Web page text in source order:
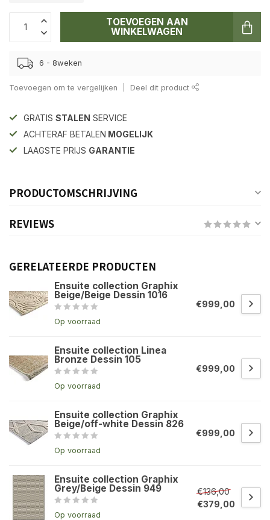
TOEVOEGEN AAN
WINKELWAGEN
6 - 8weken
Toevoegen om te vergelijken Deel dit product
GRATIS STALEN SERVICE
ACHTERAF BETALEN MOGELIJK
LAAGSTE PRIJS GARANTIE
PRODUCTOMSCHRIJVING
REVIEWS
GERELATEERDE PRODUCTEN
Ensuite collection Graphix
Beige/Beige Dessin 1016
Op voorraad
€999,00
Ensuite collection Linea
Bronze Dessin 105
Op voorraad
€999,00
Ensuite collection Graphix
Beige/off-white Dessin 826
Op voorraad
€999,00
Ensuite collection Graphix
Grey/Beige Dessin 949
Op voorraad
€136,00
€379,00